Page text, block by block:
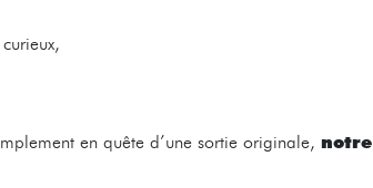
en quête d’une sortie originale,notre